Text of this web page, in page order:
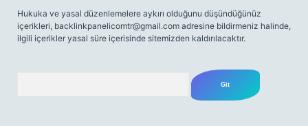
Hukuka ve yasal düzenlemelere aykırı olduğunu düşündüğünüz
içerikleri, backlinkpanelicomtr@gmail.com adresine bildirmeniz halinde,
ilgili içerikler yasal süre içerisinde sitemizden kaldırılacaktır.